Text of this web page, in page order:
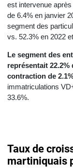
est intervenue
de 6.4% en janvier
segment des
vs. 52.3% en 2022
Le segment des
représentait 22.2%
contraction de
immatriculations
33.6%.